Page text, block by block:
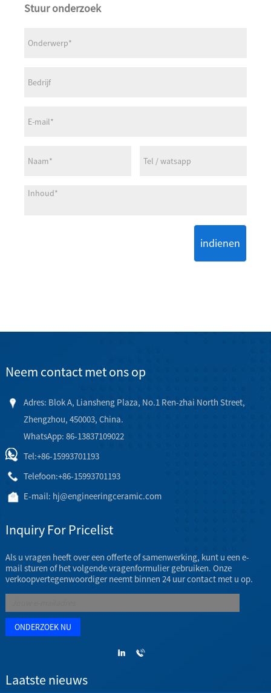
Stuur onderzoek
indienen
Neem contact met ons op
Adres: Blok A, Liansheng Plaza, No.1 Ren-zhai North Street,
Zhengzhou, 450003, China.
WhatsApp: 86-13837109022
Tel:+86-15993701193
Telefoon:+86-15993701193
E-mail: hj@engineeringceramic.com
Inquiry For Pricelist
Als u vragen heeft over een offerte of samenwerking, kunt u een e-
mail sturen of het volgende vragenformulier gebruiken. Onze
verkoopvertegenwoordiger neemt binnen 24 uur contact met u op.
Laatste nieuws